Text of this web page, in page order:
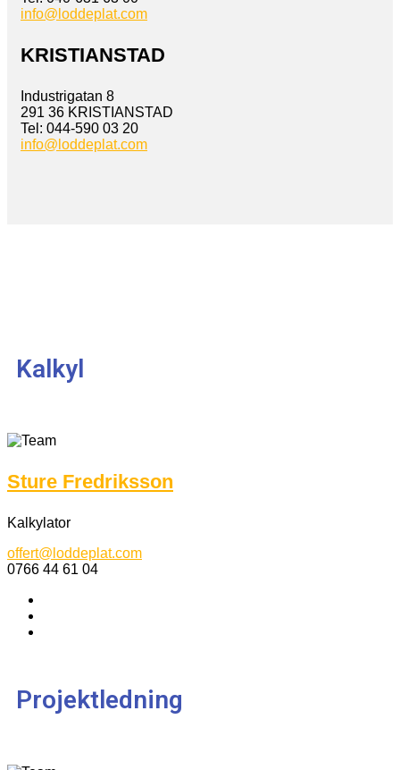
info@loddeplat.com
KRISTIANSTAD
Industrigatan 8
291 36 KRISTIANSTAD
Tel: 044-590 03 20
info@loddeplat.com
Kalkyl
Sture Fredriksson
Kalkylator
offert@loddeplat.com
0766 44 61 04
Projektledning